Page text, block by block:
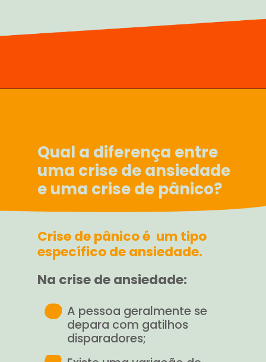
Crise de pânico é um tipo
específico de ansiedade.
A pessoa geralmente se
depara com gatilhos
disparadores;
Qual a diferença entre
uma crise de ansiedade
e uma crise de pânico?
Na crise de ansiedade: